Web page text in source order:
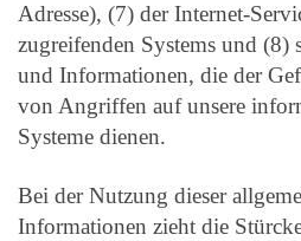
Adresse), (7) der Internet-
zugreifenden Systems und (8)
und Informationen, die der
von Angriffen auf unsere
Systeme dienen.
Bei der Nutzung dieser
Informationen zieht die